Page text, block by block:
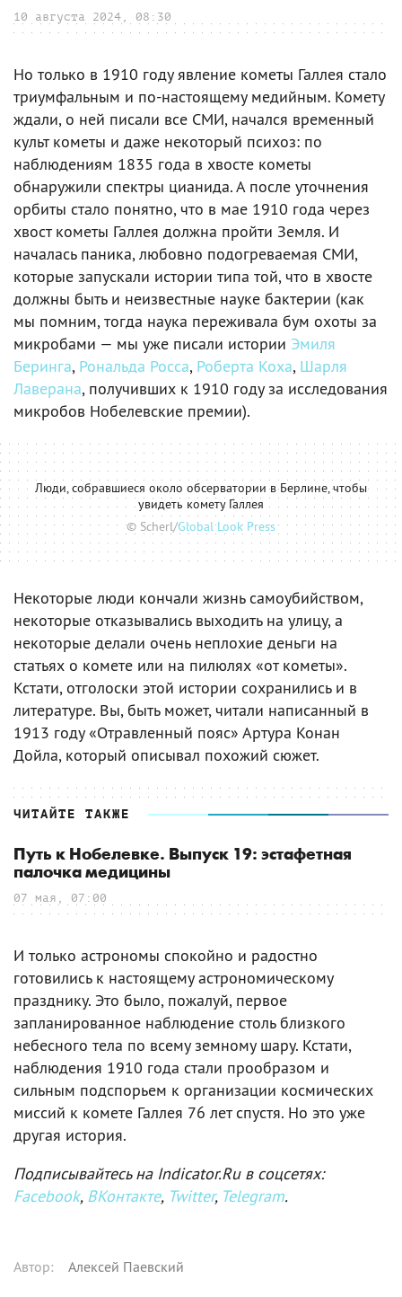
10 августа 2024, 08:30
Но только в 1910 году явление кометы Галлея стало
триумфальным и по-настоящему медийным. Комету
ждали, о ней писали все СМИ, начался временный
культ кометы и даже некоторый психоз: по
наблюдениям 1835 года в хвосте кометы
обнаружили спектры цианида. А после уточнения
орбиты стало понятно, что в мае 1910 года через
хвост кометы Галлея должна пройти Земля. И
началась паника, любовно подогреваемая СМИ,
которые запускали истории типа той, что в хвосте
должны быть и неизвестные науке бактерии (как
мы помним, тогда наука переживала бум охоты за
микробами — мы уже писали истории Эмиля
Беринга, Рональда Росса, Роберта Коха, Шарля
Лаверана, получивших к 1910 году за исследования
микробов Нобелевские премии).
Люди, собравшиеся около обсерватории в Берлине, чтобы
увидеть комету Галлея
© Scherl/Global Look Press
Некоторые люди кончали жизнь самоубийством,
некоторые отказывались выходить на улицу, а
некоторые делали очень неплохие деньги на
статьях о комете или на пилюлях «от кометы».
Кстати, отголоски этой истории сохранились и в
литературе. Вы, быть может, читали написанный в
1913 году «Отравленный пояс» Артура Конан
Дойла, который описывал похожий сюжет.
ЧИТАЙТЕ ТАКЖЕ
Путь к Нобелевке. Выпуск 19: эстафетная
палочка медицины
07 мая, 07:00
И только астрономы спокойно и радостно
готовились к настоящему астрономическому
празднику. Это было, пожалуй, первое
запланированное наблюдение столь близкого
небесного тела по всему земному шару. Кстати,
наблюдения 1910 года стали прообразом и
сильным подспорьем к организации космических
миссий к комете Галлея 76 лет спустя. Но это уже
другая история.
Подписывайтесь на Indicator.Ru в соцсетях:
Facebook, ВКонтакте, Twitter, Telegram.
Автор: Алексей Паевский